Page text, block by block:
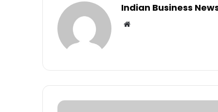
Indian Business
Website